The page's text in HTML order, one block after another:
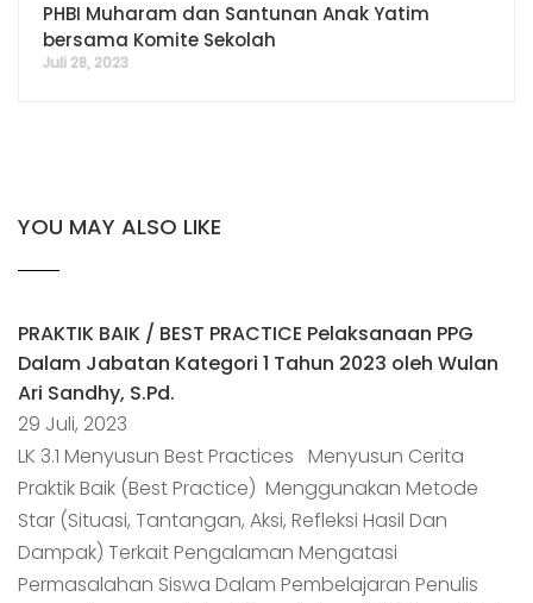
PHBI Muharam dan Santunan Anak Yatim
bersama Komite Sekolah
Juli 28, 2023
YOU MAY ALSO LIKE
PRAKTIK BAIK / BEST PRACTICE Pelaksanaan PPG
Dalam Jabatan Kategori 1 Tahun 2023 oleh Wulan
Ari Sandhy, S.Pd.
29 Juli, 2023
LK 3.1 Menyusun Best Practices Menyusun Cerita
Praktik Baik (Best Practice) Menggunakan Metode
Star (Situasi, Tantangan, Aksi, Refleksi Hasil Dan
Dampak) Terkait Pengalaman Mengatasi
Permasalahan Siswa Dalam Pembelajaran Penulis